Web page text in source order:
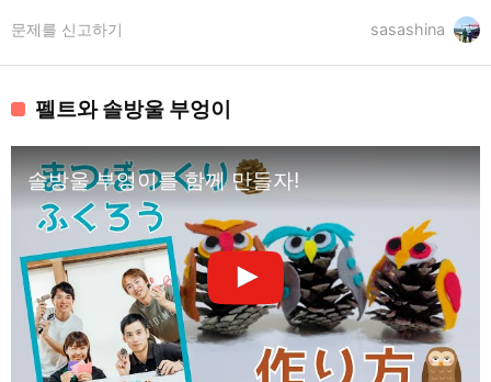
sasashina
문제를 신고하기
펠트와 솔방울 부엉이
솔방울 부엉이를 함께 만들자!